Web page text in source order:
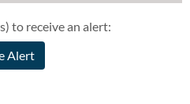
to receive an alert:
Alert